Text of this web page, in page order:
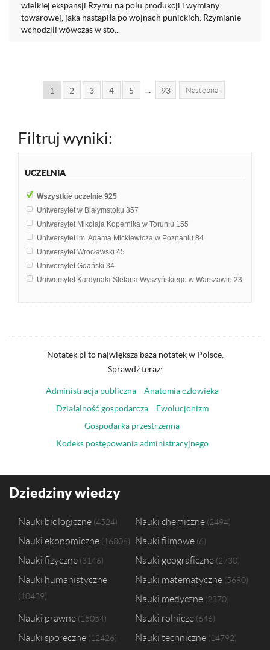
wielkiej ekspansji Rzymu na polu produkcji i wymiany
towarowej, jaka nastąpiła po wojnach punickich. Rzymianie
wchodzili wówczas w sto...
1 2 3 4 5 93 Następna
Filtruj wyniki:
UCZELNIA
Wszystkie uczelnie 925
Uniwersytet w Białymstoku 357
Uniwersytet Mikołaja Kopernika w Toruniu 155
Uniwersytet im. Adama Mickiewicza w Poznaniu 84
Uniwersytet Wrocławski 45
Uniwersytet Gdański 34
Uniwersytet Kardynała Stefana Wyszyńskiego w Warszawie 23
Liceum Ogólnokształcące1
Uniwersytet Marii Curie-Skłodowskiej w Lublinie
Notatek.pl to największa baza notatek w Polsce.
Sprawdź teraz:
Administracja publiczna
Anatomia człowieka
Działalność gospodarcza
Ewolucjonizm
Gospodarka przestrzenna
Kodeks postępowania administracyjnego
Dziedziny wiedzy
Nauki biologiczne 4524 Nauki chemiczne 2494
Nauki ekonomiczne 16806 Nauki filmowe 6
Nauki fizyczne 3146 Nauki geograficzne 2730
Nauki humanistyczne
10439
Nauki matematyczne 5690
Nauki medyczne 2370
Nauki prawne 15054 Nauki rolnicze 646
Nauki społeczne 12426 Nauki techniczne 14792